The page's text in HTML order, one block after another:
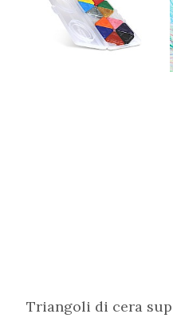
Triangoli di cera